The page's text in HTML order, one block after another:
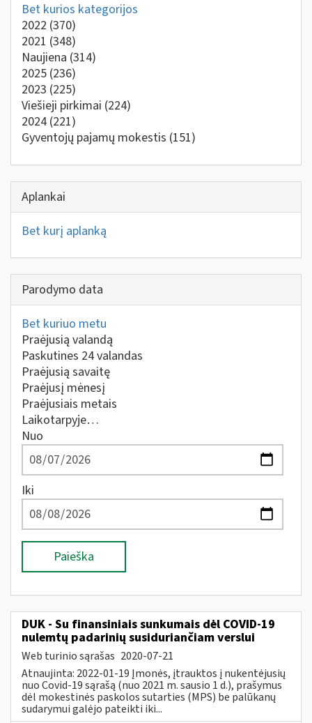
Bet kurios kategorijos
2022 (370)
2021 (348)
Naujiena (314)
2025 (236)
2023 (225)
Viešieji pirkimai (224)
2024 (221)
Gyventojų pajamų mokestis (151)
Aplankai
Bet kurį aplanką
Parodymo data
Bet kuriuo metu
Praėjusią valandą
Paskutines 24 valandas
Praėjusią savaitę
Praėjusį mėnesį
Praėjusiais metais
Laikotarpyje…
Nuo
Iki
Paieška
DUK - Su finansiniais sunkumais dėl COVID-19
nulemtų padarinių susiduriančiam verslui
Web turinio sąrašas 2020-07-21
Atnaujinta: 2022-01-19 Įmonės, įtrauktos į nukentėjusių
nuo Covid-19 sąrašą (nuo 2021 m. sausio 1 d.), prašymus
dėl mokestinės paskolos sutarties (MPS) be palūkanų
sudarymui galėjo pateikti iki...